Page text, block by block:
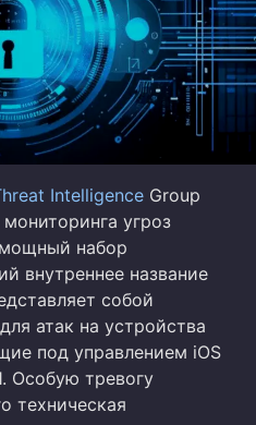
Intelligence Group
угроз
набор
внутреннее название
собой
атак на устройства
под управлением iOS
Особую тревогу
техническая